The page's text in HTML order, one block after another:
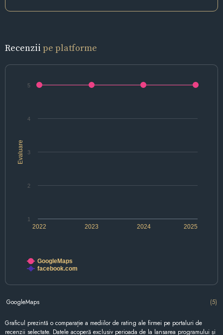
Recenzii pe platforme
Evaluare
2022 2024
2023 2025
1
2
3
4
5
GoogleMaps
facebook.com
GoogleMaps (5)
Graficul prezintă o comparație a mediilor de rating ale firmei pe portaluri de
recenzii selectate. Datele acoperă exclusiv perioada de la lansarea programului și